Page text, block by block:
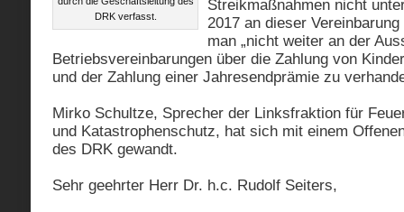
DRK verfasst.
Streikmaßnahmen nicht
2017 an dieser
man „nicht weiter an der
Betriebsvereinbarungen über die Zahlung von
und der Zahlung einer Jahresendprämie zu
Mirko Schultze, Sprecher der Linksfraktion für
und Katastrophenschutz, hat sich mit einem
des DRK gewandt.
Sehr geehrter Herr Dr. h.c. Rudolf Seiters,